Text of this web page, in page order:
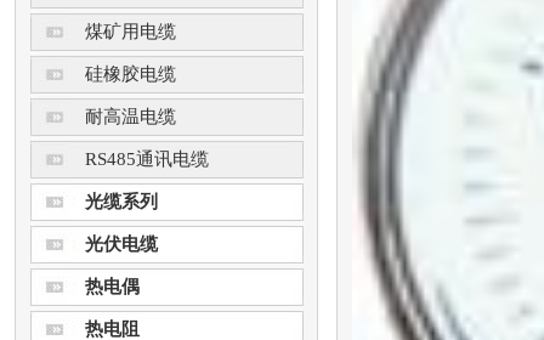
煤矿用电缆
硅橡胶电缆
耐高温电缆
RS485通讯电缆
光缆系列
光伏电缆
热电偶
热电阻